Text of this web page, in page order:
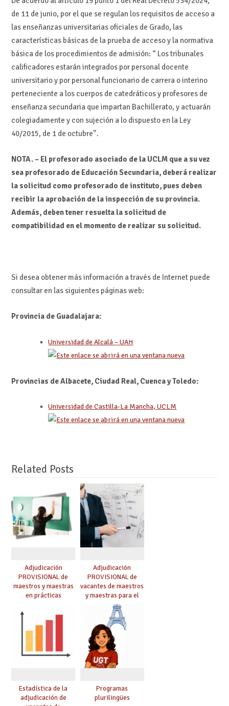
de 11 de junio, por el que se regulan los requisitos de acceso a
las enseñanzas universitarias oficiales de Grado, las
características básicas de la prueba de acceso y la normativa
básica de los procedimientos de admisión: “ Los tribunales
calificadores estarán integrados por personal docente
universitario y por personal funcionario de carrera o interino
perteneciente a los cuerpos de catedráticos y profesores de
enseñanza secundaria que impartan Bachillerato, y actuarán
colegiadamente y con sujeción a lo dispuesto en la Ley
40/2015, de 1 de octubre”.
NOTA. – El profesorado asociado de la UCLM que a su vez
sea profesorado de Educación Secundaria, deberá realizar
la solicitud como profesorado de instituto, pues deben
recibir la aprobación de la inspección de su provincia.
Además, deben tener resuelta la solicitud de
compatibilidad en el momento de realizar su solicitud.
Si desea obtener más información a través de Internet puede
consultar en las siguientes páginas web:
Provincia de Guadalajara:
Universidad de Alcalá – UAH
Provincias de Albacete, Ciudad Real, Cuenca y Toledo:
Universidad de Castilla-La Mancha, UCLM
Related Posts
Adjudicación
PROVISIONAL de
maestros y maestras
en prácticas
Adjudicación
PROVISIONAL de
vacantes de maestros
y maestras para el
curso 26-27
Estadística de la
adjudicación de
Programas
plurilingües